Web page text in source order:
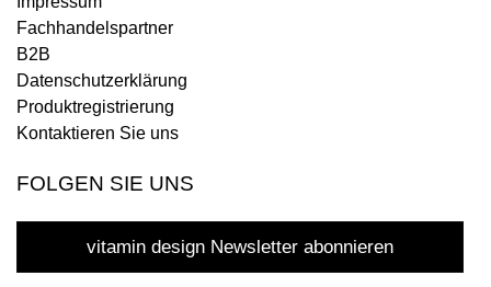
Fachhandelspartner
B2B
Datenschutzerklärung
Produktregistrierung
Kontaktieren Sie uns
FOLGEN SIE UNS
vitamin design Newsletter abonnieren